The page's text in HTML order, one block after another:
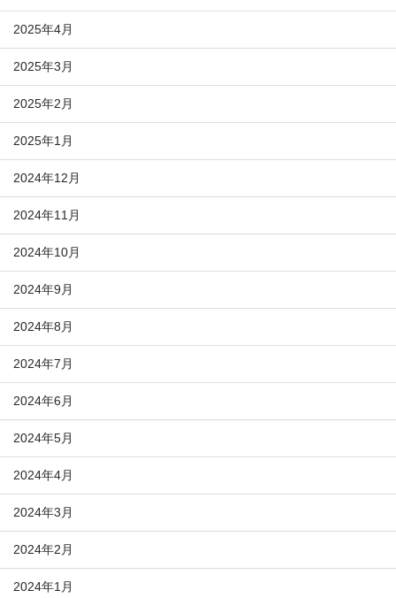
2025年4月
2025年3月
2025年2月
2025年1月
2024年12月
2024年11月
2024年10月
2024年9月
2024年8月
2024年7月
2024年6月
2024年5月
2024年4月
2024年3月
2024年2月
2024年1月